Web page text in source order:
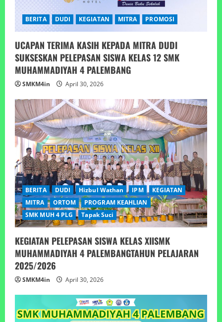
BERITA DUDI KEGIATAN MITRA PROMOSI
UCAPAN TERIMA KASIH KEPADA MITRA DUDI
SUKSESKAN PELEPASAN SISWA KELAS 12 SMK
MUHAMMADIYAH 4 PALEMBANG
SMKM4in April 30, 2026
BERITA DUDI Hizbul Wathan IPM
KEGIATAN
MITRA
ORTOM
PROGRAM KEAHLIAN
SMK MUH 4 PLG
Tapak Suci
KEGIATAN PELEPASAN SISWA KELAS XIISMK
MUHAMMADIYAH 4 PALEMBANGTAHUN PELAJARAN
2025/2026
SMKM4in April 30, 2026